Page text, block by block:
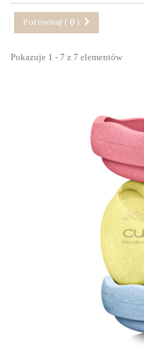
Porównaj ( 0 )
Pokazuje 1 - 7 z 7 elementów